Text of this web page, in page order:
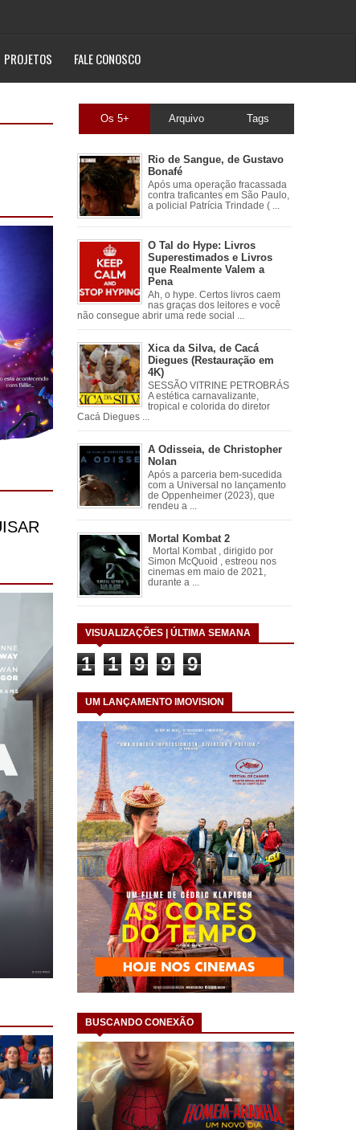
PROJETOS FALE CONOSCO
Os 5+ Arquivo Tags
Rio de Sangue, de Gustavo
Bonafé
Após uma operação fracassada
contra traficantes em São Paulo,
a policial Patrícia Trindade ( ...
O Tal do Hype: Livros
Superestimados e Livros
que Realmente Valem a
Pena
Ah, o hype. Certos livros caem
nas graças dos leitores e você
não consegue abrir uma rede social ...
Xica da Silva, de Cacá
Diegues (Restauração em
4K)
SESSÃO VITRINE PETROBRÁS
A estética carnavalizante,
tropical e colorida do diretor
Cacá Diegues ...
A Odisseia, de Christopher
Nolan
Após a parceria bem-sucedida
com a Universal no lançamento
de Oppenheimer (2023), que
rendeu a ...
Mortal Kombat 2
Mortal Kombat , dirigido por
Simon McQuoid , estreou nos
cinemas em maio de 2021,
durante a ...
VISUALIZAÇÕES | ÚLTIMA SEMANA
1 1 9 9 9
UM LANÇAMENTO IMOVISION
BUSCANDO CONEXÃO